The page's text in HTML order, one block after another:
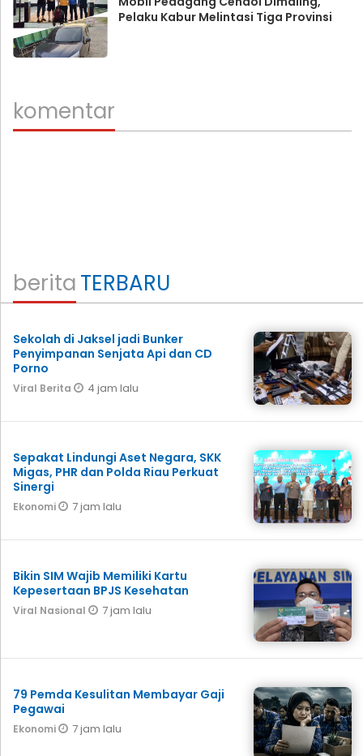
Pelaku Kabur Melintasi Tiga Provinsi
komentar
beritaTERBARU
Sekolah di Jaksel jadi Bunker
Penyimpanan Senjata Api dan CD
Porno
Viral Berita 4 jam lalu
Sepakat Lindungi Aset Negara, SKK
Migas, PHR dan Polda Riau Perkuat
Sinergi
Ekonomi 7 jam lalu
Bikin SIM Wajib Memiliki Kartu
Kepesertaan BPJS Kesehatan
Viral Nasional 7 jam lalu
79 Pemda Kesulitan Membayar Gaji
Pegawai
Ekonomi 7 jam lalu